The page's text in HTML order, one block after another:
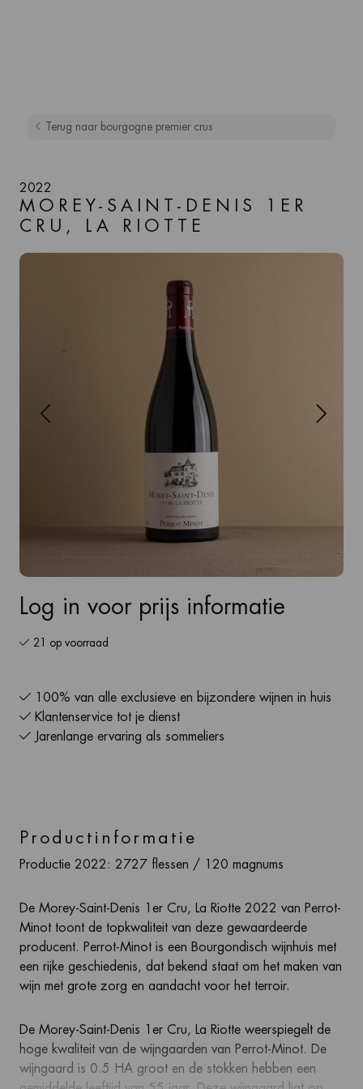
Terug naar bourgogne premier crus
2022
MOREY-SAINT-DENIS 1ER
CRU, LA RIOTTE
Log in voor prijs informatie
21 op voorraad
100% van alle exclusieve en bijzondere wijnen in huis
Klantenservice tot je dienst
Jarenlange ervaring als sommeliers
Productinformatie
Productie 2022: 2727 flessen / 120 magnums
De Morey-Saint-Denis 1er Cru, La Riotte 2022 van Perrot-
Minot toont de topkwaliteit van deze gewaardeerde
producent. Perrot-Minot is een Bourgondisch wijnhuis met
een rijke geschiedenis, dat bekend staat om het maken van
wijn met grote zorg en aandacht voor het terroir.
De Morey-Saint-Denis 1er Cru, La Riotte weerspiegelt de
hoge kwaliteit van de wijngaarden van Perrot-Minot. De
wijngaard is 0.5 HA groot en de stokken hebben een